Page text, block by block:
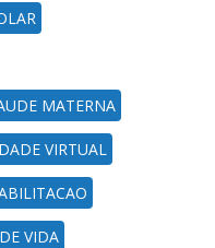
MATERNA
VIRTUAL
VIDA